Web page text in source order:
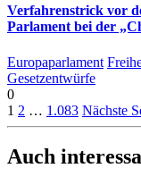
Verfahrenstrick vor
Parlament bei der
Europaparlament
Gesetzentwürfe
0
1 2 … 1.083 Nächste
Auch